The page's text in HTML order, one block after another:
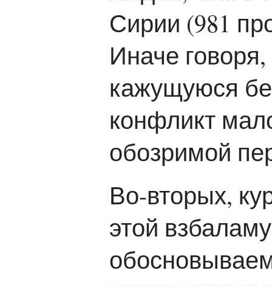
Сирии (981
Иначе
кажущуюся
конфликт
обозримой
Во-вторых,
этой